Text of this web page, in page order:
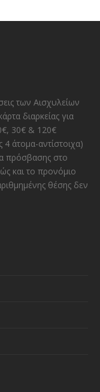
των Αισχυλείων
διαρκείας για
30€ & 120€
4 άτομα-αντίστοιχα)
πρόσβασης στο
και το προνόμιο
θέσης δεν